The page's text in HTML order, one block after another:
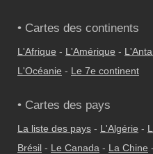
• Cartes des continents
L'Afrique - L'Amérique -
L'Océanie - Le 7e continent
• Cartes des pays
La liste des pays - L'Algérie -
Brésil - Le Canada - La Chine -